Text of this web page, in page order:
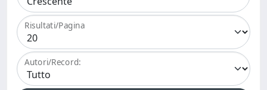
Risultati/Pagina
Autori/Record: